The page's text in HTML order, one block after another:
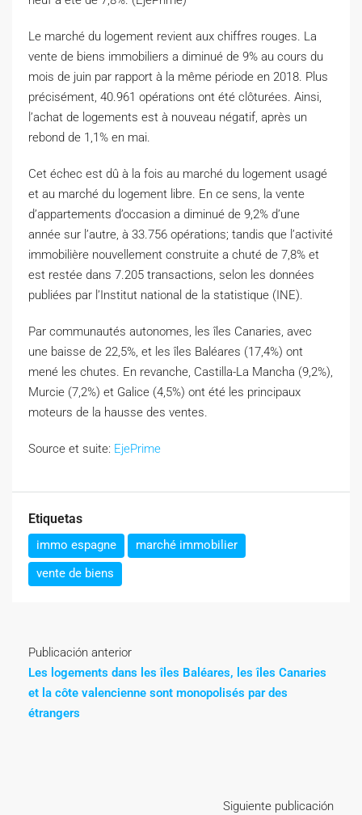
Le marché du logement revient aux chiffres rouges. La
vente de biens immobiliers a diminué de 9% au cours du
mois de juin par rapport à la même période en 2018. Plus
précisément, 40.961 opérations ont été clôturées. Ainsi,
l’achat de logements est à nouveau négatif, après un
rebond de 1,1% en mai.
Cet échec est dû à la fois au marché du logement usagé
et au marché du logement libre. En ce sens, la vente
d’appartements d’occasion a diminué de 9,2% d’une
année sur l’autre, à 33.756 opérations; tandis que l’activité
immobilière nouvellement construite a chuté de 7,8% et
est restée dans 7.205 transactions, selon les données
publiées par l’Institut national de la statistique (INE).
Par communautés autonomes, les îles Canaries, avec
une baisse de 22,5%, et les îles Baléares (17,4%) ont
mené les chutes. En revanche, Castilla-La Mancha (9,2%),
Murcie (7,2%) et Galice (4,5%) ont été les principaux
moteurs de la hausse des ventes.
Source et suite: EjePrime
Etiquetas
immo espagne
marché immobilier
vente de biens
Publicación anterior
Les logements dans les îles Baléares, les îles Canaries
et la côte valencienne sont monopolisés par des
étrangers
Siguiente publicación